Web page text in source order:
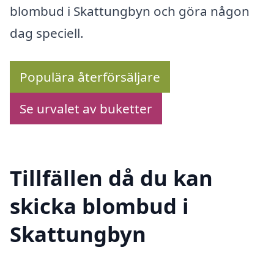
blombud i Skattungbyn och göra någon
dag speciell.
Populära återförsäljare
Se urvalet av buketter
Tillfällen då du kan
skicka blombud i
Skattungbyn